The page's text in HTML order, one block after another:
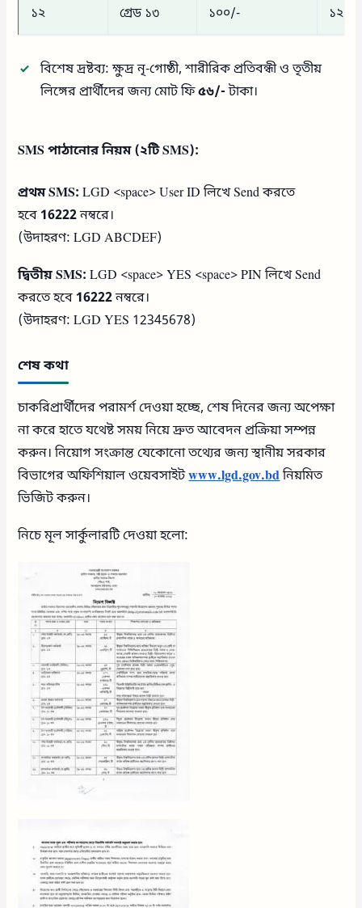
১২ গ্রেড ১৩ ১০০/- ১২/-
বিশেষ দ্রষ্টব্য:ক্ষুদ্র নৃ-গোষ্ঠী, শারীরিক প্রতিবন্ধী ও তৃতীয়
লিঙ্গের প্রার্থীদের জন্য মোট ফি৫৬/-টাকা।
SMS পাঠানোর নিয়ম (২টি SMS):
প্রথম SMS: LGD <space>User ID লিখে Send করতে
হবে 16222নম্বরে।
(উদাহরণ: LGD ABCDEF)
দ্বিতীয় SMS: LGD <space>YES <space>PIN লিখে Send
করতে হবে 16222নম্বরে।
(উদাহরণ: LGD YES 12345678)
শেষ কথা
চাকরিপ্রার্থীদের পরামর্শ দেওয়া হচ্ছে, শেষ দিনের জন্য অপেক্ষা
না করে হাতে যথেষ্ট সময় নিয়ে দ্রুত আবেদন প্রক্রিয়া সম্পন্ন
করুন। নিয়োগ সংক্রান্ত যেকোনো তথ্যের জন্য স্থানীয় সরকার
বিভাগের অফিশিয়াল ওয়েবসাইটwww.lgd.gov.bdনিয়মিত
ভিজিট করুন।
নিচে মূল সার্কুলারটি দেওয়া হলো: